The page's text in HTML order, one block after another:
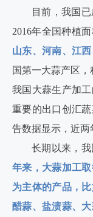
目前，我国
2016年全国种植
山东、河南、江
国第一大蒜产区
我国大蒜生产加
重要的出口创汇
告数据显示，近两
长期以来，我
年来，大蒜加工
为主体的产品，
醋蒜、盐渍蒜、